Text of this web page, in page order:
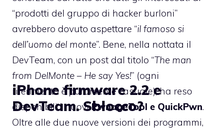
“prodotti del gruppo di hacker burloni”
avrebbero dovuto aspettare “il famoso si
dell’uomo del monte”. Bene, nella nottata il
DevTeam, con un post dal titolo “The man
from DelMonte – He say Yes!” (ogni
riferimento è puramente casuale), ha reso
disponibili i nuoviPwnageTool e QuickPwn.
Oltre alle due nuove versioni dei programmi,
iPhone firmware 2.2 e
DevTeam. Sblocco?